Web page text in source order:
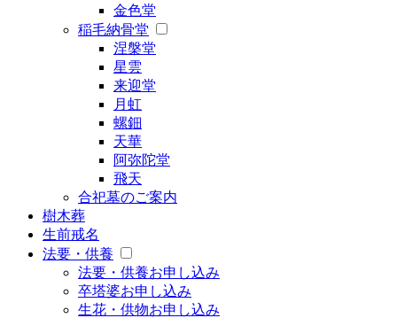
金色堂
稲毛納骨堂
涅槃堂
星雲
来迎堂
月虹
螺鈿
天華
阿弥陀堂
飛天
合祀墓のご案内
樹木葬
生前戒名
法要・供養
法要・供養お申し込み
卒塔婆お申し込み
生花・供物お申し込み